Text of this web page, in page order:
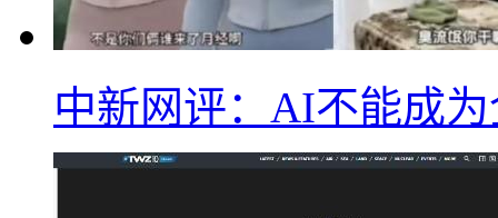
中新网评：AI不能成